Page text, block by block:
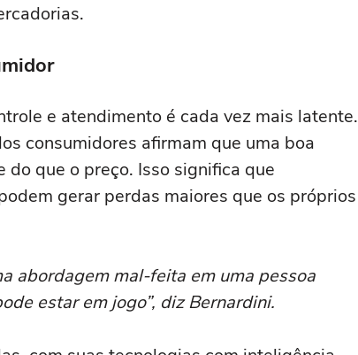
e atendimento é cada vez mais latente.
consumidores afirmam que uma boa
que o preço. Isso significa que
gerar perdas maiores que os próprios
abordagem mal-feita em uma pessoa
estar em jogo”, diz Bernardini.